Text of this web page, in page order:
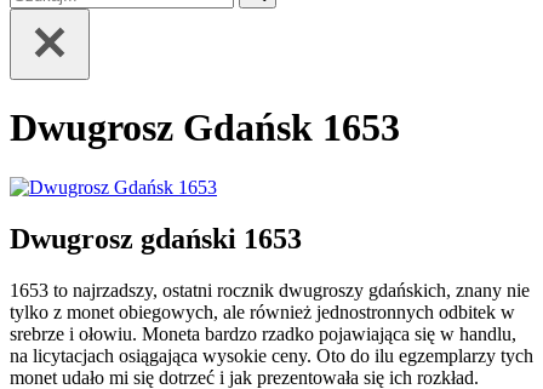
Dwugrosz Gdańsk 1653
Dwugrosz gdański 1653
1653 to najrzadszy, ostatni rocznik dwugroszy gdańskich, znany nie
tylko z monet obiegowych, ale również jednostronnych odbitek w
srebrze i ołowiu. Moneta bardzo rzadko pojawiająca się w handlu,
na licytacjach osiągająca wysokie ceny. Oto do ilu egzemplarzy tych
monet udało mi się dotrzeć i jak prezentowała się ich rozkład.